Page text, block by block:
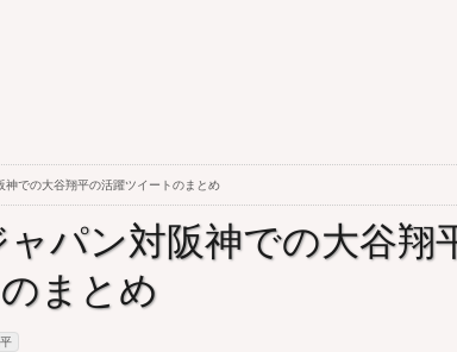
での大谷翔平の活躍ツイートのまとめ
ャパン対阪神での大谷翔
まとめ